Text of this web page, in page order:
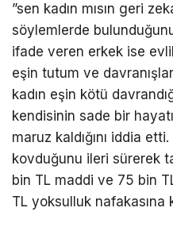
”sen kadın mısın geri
söylemlerde
ifade veren erkek ise
eşin tutum ve
kadın eşin kötü
kendisinin sade bir
maruz kaldığını iddia
kovduğunu ileri sürerek
bin TL maddi ve 75 bin
TL yoksulluk